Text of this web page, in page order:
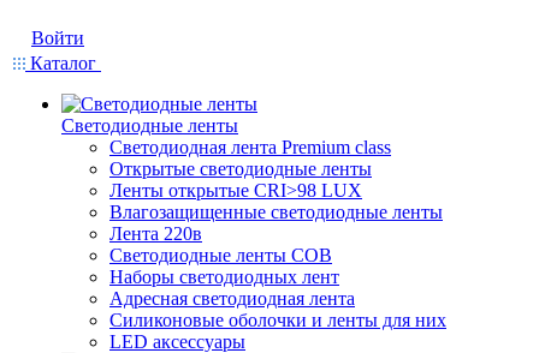
Войти
Каталог
Светодиодные ленты
Светодиодная лента Premium class
Открытые светодиодные ленты
Ленты открытые CRI>98 LUX
Влагозащищенные светодиодные ленты
Лента 220в
Светодиодные ленты COB
Наборы светодиодных лент
Адресная светодиодная лента
Силиконовые оболочки и ленты для них
LED аксессуары